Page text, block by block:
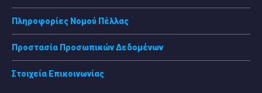
Πληροφορίες Νομού Πέλλας
Προστασία Προσωπικών Δεδομένων
Στοιχεία Επικοινωνίας